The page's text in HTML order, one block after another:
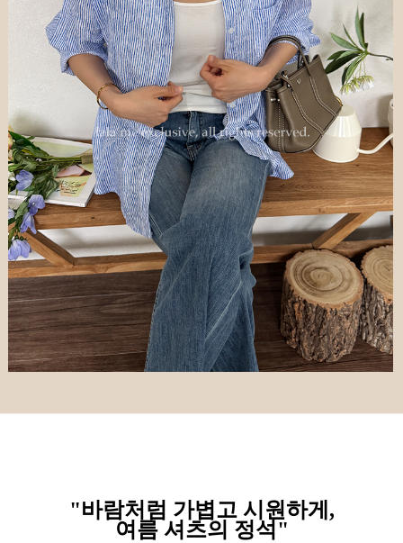
"바람처럼 가볍고 시원하게,
여름 셔츠의 정석 "